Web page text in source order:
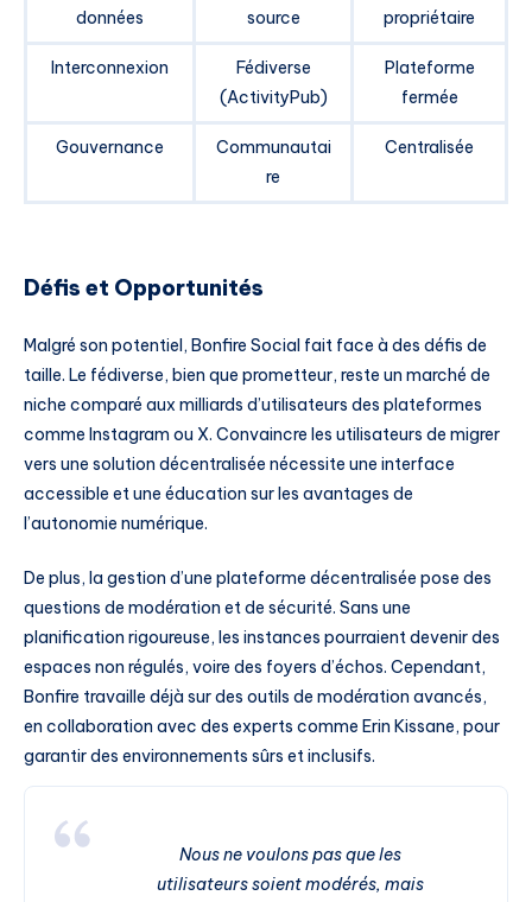
données
source
propriétaire
Interconnexion
Fédiverse
(ActivityPub)
Plateforme
fermée
Gouvernance
Communautai
re
Centralisée
Défis et Opportunités
Malgré son potentiel, Bonfire Social fait face à des défis de
taille. Le fédiverse, bien que prometteur, reste un marché de
niche comparé aux milliards d’utilisateurs des plateformes
comme Instagram ou X. Convaincre les utilisateurs de migrer
vers une solution décentralisée nécessite une interface
accessible et une éducation sur les avantages de
l’autonomie numérique.
De plus, la gestion d’une plateforme décentralisée pose des
questions de modération et de sécurité. Sans une
planification rigoureuse, les instances pourraient devenir des
espaces non régulés, voire des foyers d’échos. Cependant,
Bonfire travaille déjà sur des outils de modération avancés,
en collaboration avec des experts comme Erin Kissane, pour
garantir des environnements sûrs et inclusifs.
Nous ne voulons pas que les
utilisateurs soient modérés, mais